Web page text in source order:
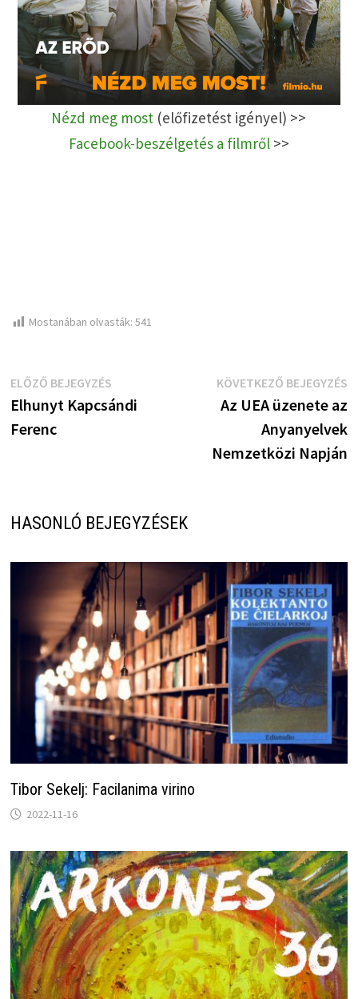
Nézd meg most (előfizetést igényel) >>
Facebook-beszélgetés a filmről>>
Mostanában olvasták: 541
Bejegyzés
navigáció
ELŐZŐ BEJEGYZÉSElőző
bejegyzés:
Elhunyt Kapcsándi
Ferenc
KÖVETKEZŐ BEJEGYZÉS
Az UEA üzenete az
Anyanyelvek
Nemzetközi Napján
HASONLÓ BEJEGYZÉSEK
Tibor Sekelj: Facilanima virino
2022-11-16